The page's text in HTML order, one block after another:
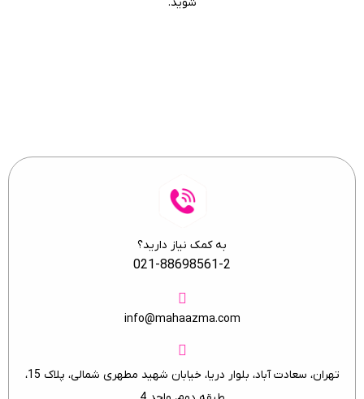
به کمک نیاز دارید؟
021-88698561-2
info@mahaazma.com
تهران، سعادت آباد، بلوار دریا، خیابان شهید مطهری شمالی، پلاک 15،